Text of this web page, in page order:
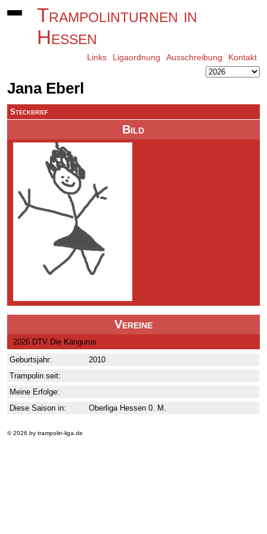
Trampolinturnen in
Hessen
Links Ligaordnung Ausschreibung Kontakt
Jana Eberl
Bild
Vereine
2026 DTV Die Kängurus
Steckbrief
Geburtsjahr:
2010
Trampolin seit:
Meine Erfolge:
Diese Saison in:
Oberliga Hessen 0. M.
© 2026 by trampolin-liga.de